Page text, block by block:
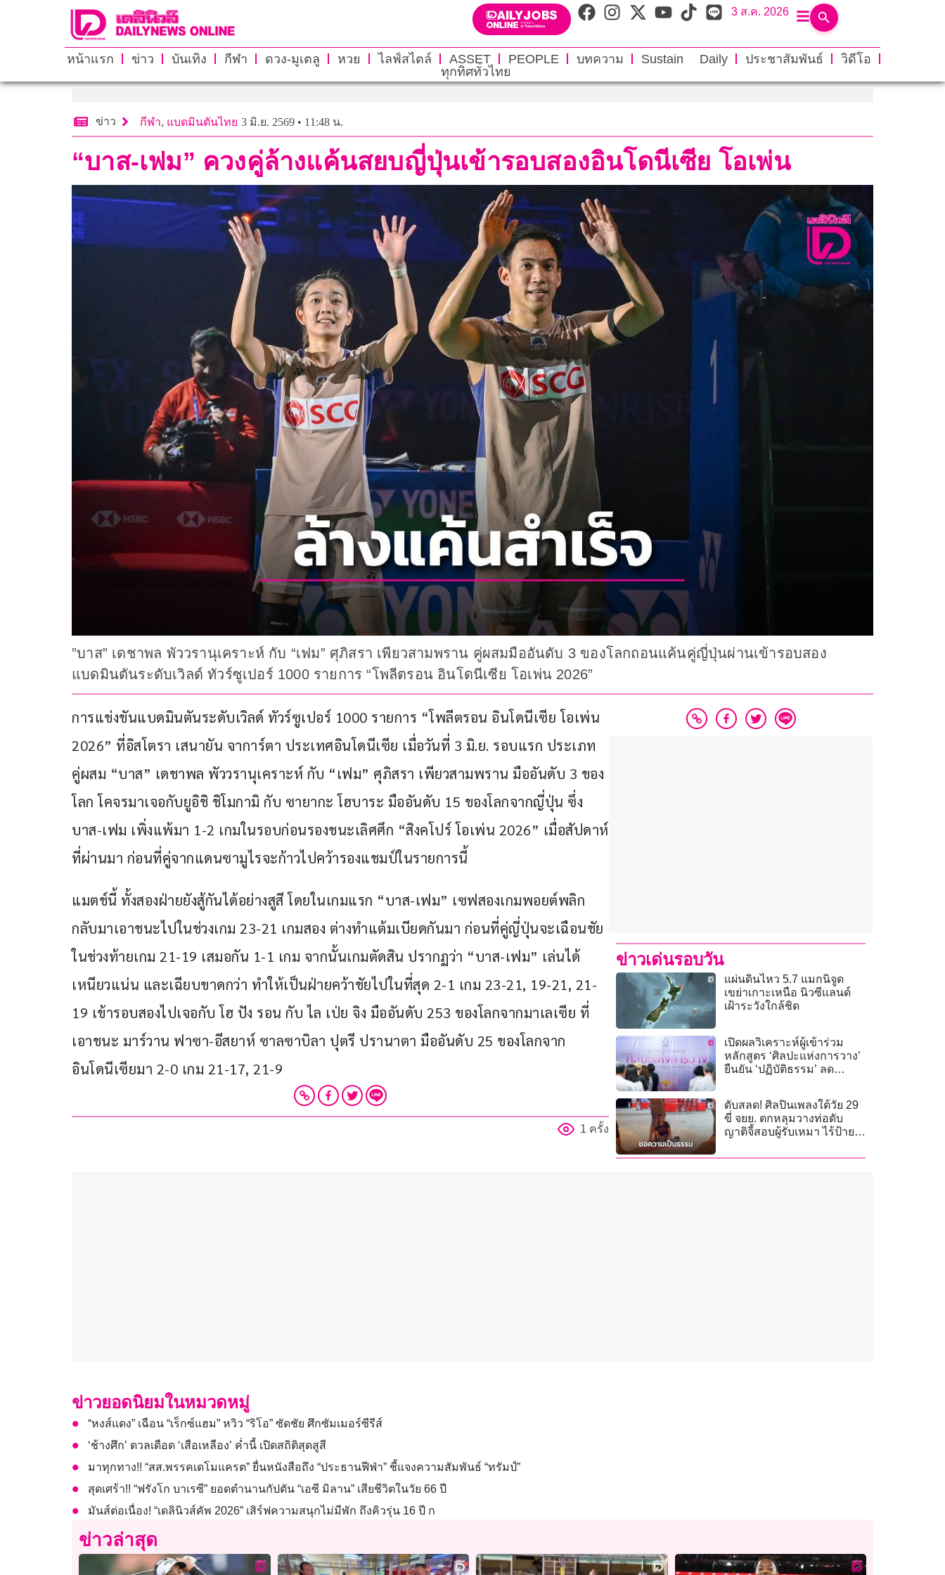
3 ส.ค. 2026
หน้าแรก ข่าว บันเทิง กีฬา ดวง-มูเตลู หวย ไลฟ์สไตล์ ASSET PEOPLE บทความ Sustain Daily ประชาสัมพันธ์
วิดีโอ
ทุกทิศทั่วไทย
ข่าว กีฬา, แบดมินตันไทย 3 มิ.ย. 2569 • 11:48 น.
“บาส-เฟม” ควงคู่ล้างแค้นสยบญี่ปุ่นเข้ารอบสองอินโดนีเซีย โอเพ่น
”บาส” เดชาพล พัววรานุเคราะห์ กับ “เฟม” ศุภิสรา เพียวสามพราน คู่ผสมมืออันดับ 3 ของโลกถอนแค้นคู่ญี่ปุ่นผ่านเข้ารอบสอง
แบดมินตันระดับเวิลด์ ทัวร์ซูเปอร์ 1000 รายการ “โพลีตรอน อินโดนีเซีย โอเพ่น 2026”
การแข่งขันแบดมินตันระดับเวิลด์ ทัวร์ซูเปอร์ 1000 รายการ “โพลีตรอน อินโดนีเซีย โอเพ่น
2026” ที่อิสโตรา เสนายัน จาการ์ตา ประเทศอินโดนีเซีย เมื่อวันที่ 3 มิ.ย. รอบแรก ประเภท
คู่ผสม “บาส” เดชาพล พัววรานุเคราะห์ กับ “เฟม” ศุภิสรา เพียวสามพราน มืออันดับ 3 ของ
โลก โคจรมาเจอกับยูอิชิ ชิโมกามิ กับ ซายากะ โฮบาระ มืออันดับ 15 ของโลกจากญี่ปุ่น ซึ่ง
บาส-เฟม เพิ่งแพ้มา 1-2 เกมในรอบก่อนรองชนะเลิศศึก “สิงคโปร์ โอเพ่น 2026” เมื่อสัปดาห์
ที่ผ่านมา ก่อนที่คู่จากแดนซามูไรจะก้าวไปคว้ารองแชมป์ในรายการนี้
แมตช์นี้ ทั้งสองฝ่ายยังสู้กันได้อย่างสูสี โดยในเกมแรก “บาส-เฟม” เซฟสองเกมพอยต์พลิก
กลับมาเอาชนะไปในช่วงเกม 23-21 เกมสอง ต่างทำแต้มเบียดกันมา ก่อนที่คู่ญี่ปุ่นจะเฉือนชัย
ในช่วงท้ายเกม 21-19 เสมอกัน 1-1 เกม จากนั้นเกมตัดสิน ปรากฏว่า “บาส-เฟม” เล่นได้
เหนียวแน่น และเฉียบขาดกว่า ทำให้เป็นฝ่ายคว้าชัยไปในที่สุด 2-1 เกม 23-21, 19-21, 21-
19 เข้ารอบสองไปเจอกับ โฮ ปัง รอน กับ ไล เป่ย จิง มืออันดับ 253 ของโลกจากมาเลเซีย ที่
เอาชนะ มาร์วาน ฟาซา-อีสยาห์ ซาลซาบิลา ปุตรี ปรานาตา มืออันดับ 25 ของโลกจาก
อินโดนีเซียมา 2-0 เกม 21-17, 21-9
1 ครั้ง
ข่าวเด่นรอบวัน
แผ่นดินไหว 5.7 แมกนิจูด
เขย่าเกาะเหนือ นิวซีแลนด์
เฝ้าระวังใกล้ชิด
เปิดผลวิเคราะห์ผู้เข้าร่วม
หลักสูตร ‘ศิลปะแห่งการวาง’
ยืนยัน ‘ปฏิบัติธรรม’ ลด
ดับสลด! ศิลปินเพลงใต้วัย 29
ขี่ จยย. ตกหลุมวางท่อดับ
ญาติจี้สอบผู้รับเหมา ไร้ป้าย
ข่าวยอดนิยมในหมวดหมู่
“หงส์แดง” เฉือน “เร็กซ์แฮม” หวิว “ริโอ” ซัดชัย ศึกซัมเมอร์ซีรีส์
‘ช้างศึก’ ดวลเดือด ‘เสือเหลือง’ ค่ำนี้ เปิดสถิติสุดสูสี
มาทุกทาง!! “สส.พรรคเดโมแครต” ยื่นหนังสือถึง “ประธานฟีฟ่า” ชี้แจงความสัมพันธ์ “ทรัมป์”
สุดเศร้า!! “ฟรังโก บาเรซี” ยอดตำนานกัปตัน “เอซี มิลาน” เสียชีวิตในวัย 66 ปี
มันส์ต่อเนื่อง! “เดลินิวส์คัพ 2026” เสิร์ฟความสนุกไม่มีพัก ถึงคิวรุ่น 16 ปี ก
ข่าวล่าสุด